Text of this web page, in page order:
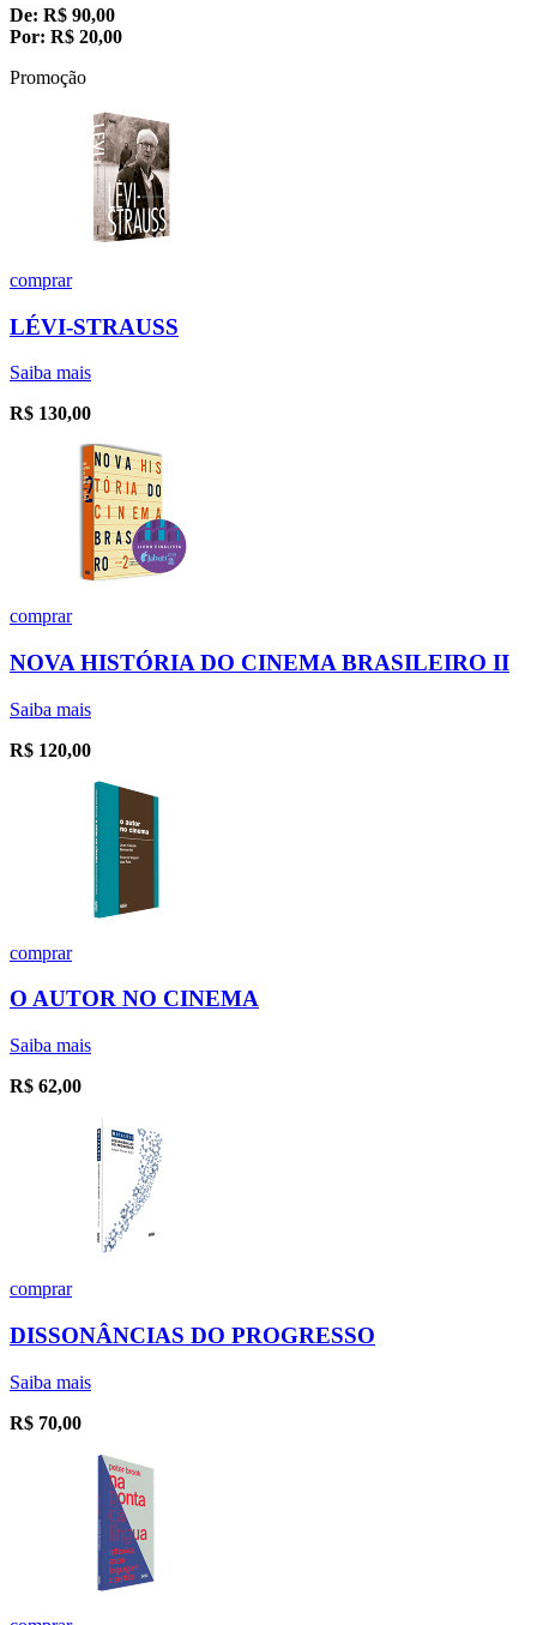
De: R$ 90,00
Por: R$ 20,00
Promoção
comprar
LÉVI-STRAUSS
Saiba mais
R$ 130,00
comprar
NOVA HISTÓRIA DO CINEMA BRASILEIRO II
Saiba mais
R$ 120,00
comprar
O AUTOR NO CINEMA
Saiba mais
R$ 62,00
comprar
DISSONÂNCIAS DO PROGRESSO
Saiba mais
R$ 70,00